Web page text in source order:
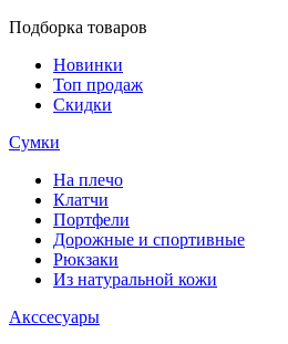
Подборка товаров
Новинки
Топ продаж
Скидки
Сумки
На плечо
Клатчи
Портфели
Дорожные и спортивные
Рюкзаки
Из натуральной кожи
Акссесуары